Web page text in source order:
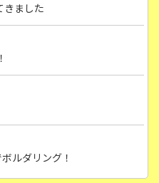
きました
ルダリング！